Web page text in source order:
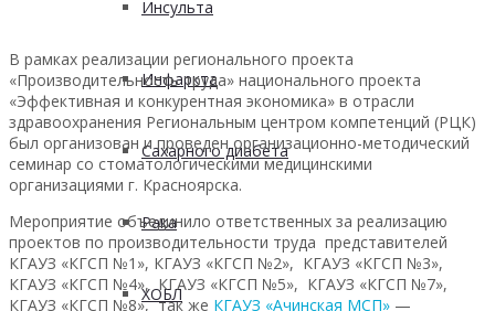
Инсульта
Инфаркта
Сахарного диабета
Рака
ХОБЛ
В рамках реализации регионального проекта
«Производительность труда» национального проекта
«Эффективная и конкурентная экономика» в отрасли
здравоохранения Региональным центром компетенций (РЦК)
был организован и проведен организационно-методический
семинар со стоматологическими медицинскими
организациями г. Красноярска.
Мероприятие объединило ответственных за реализацию
проектов по производительности труда представителей
КГАУЗ «КГСП №1», КГАУЗ «КГСП №2», КГАУЗ «КГСП №3»,
КГАУЗ «КГСП №4», КГАУЗ «КГСП №5», КГАУЗ «КГСП №7»,
КГАУЗ «КГСП №8», так же КГАУЗ «Ачинская МСП» —